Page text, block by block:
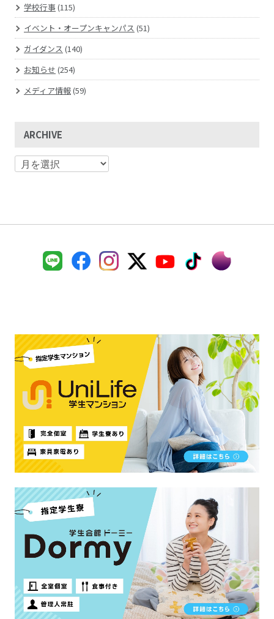
学校行事(115)
イベント・オープンキャンパス (51)
ガイダンス (140)
お知らせ (254)
メディア情報(59)
ARCHIVE